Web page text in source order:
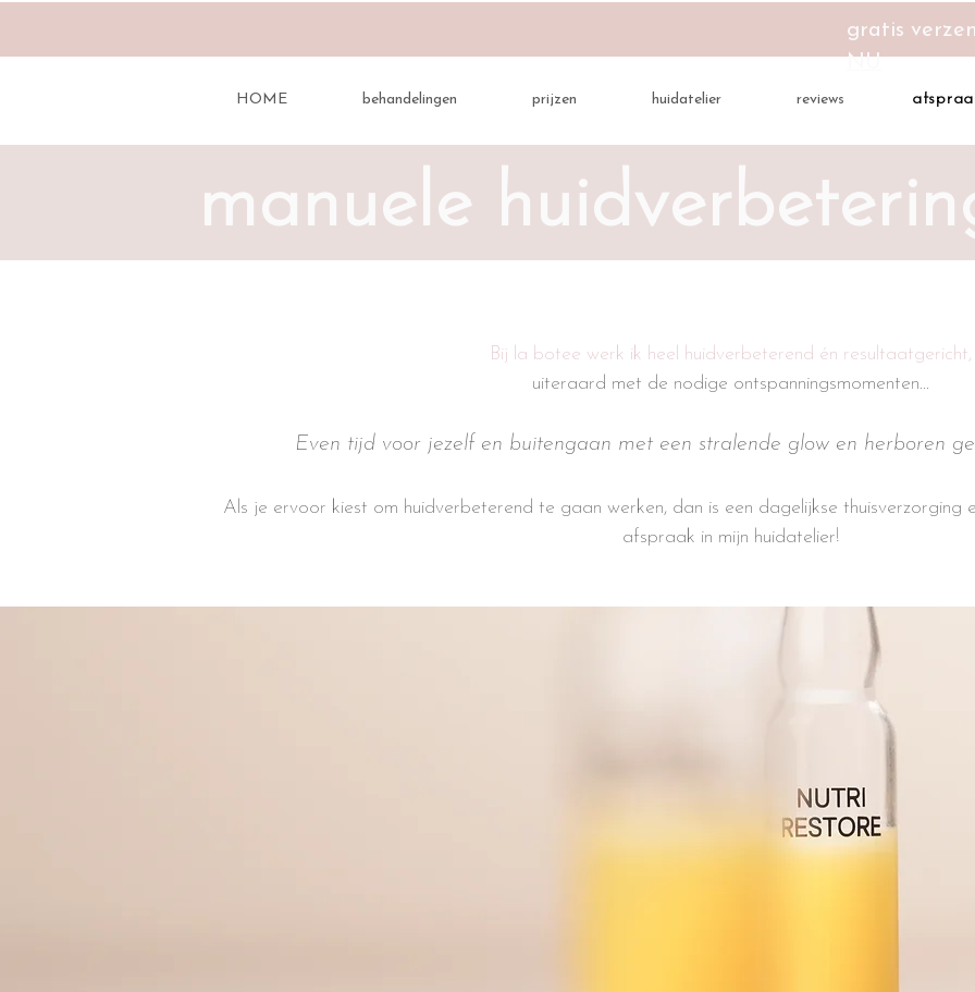
gratis
NU
HOME behandelingen prijzen huidatelier reviews
manuele
Bij la botee werk ik heel huidverbeterend én resultaatgericht,
uiteraard met de nodige ontspanningsmomenten...​
Even tijd voor jezelf en buitengaan met een stralende glow en herboren
Als je ervoor kiest om huidverbeterend te gaan werken, dan is een dagelijkse thuisverzorging
afspraak in mijn huidatelier!